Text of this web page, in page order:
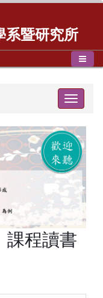
系暨研究所
Toggle
課程讀書